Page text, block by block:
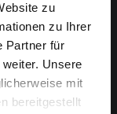
zu
zu Ihrer
Partner für
Unsere
mit
bereitgestellt